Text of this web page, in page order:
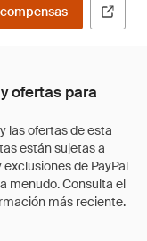
ofertas para